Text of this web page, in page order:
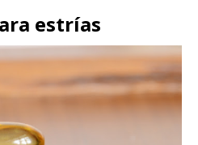
estrías